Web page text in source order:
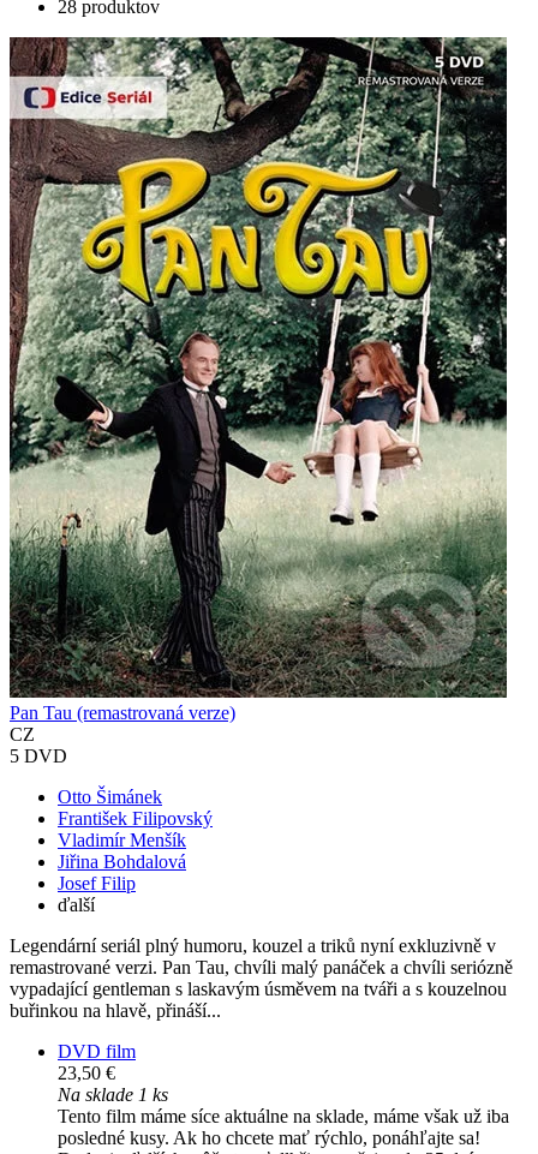
28 produktov
Pan Tau (remastrovaná verze)
CZ
5 DVD
Otto Šimánek
František Filipovský
Vladimír Menšík
Jiřina Bohdalová
Josef Filip
ďalší
Legendární seriál plný humoru, kouzel a triků nyní exkluzivně v
remastrované verzi. Pan Tau, chvíli malý panáček a chvíli seriózně
vypadající gentleman s laskavým úsměvem na tváři a s kouzelnou
buřinkou na hlavě, přináší...
DVD film
23,50 €
Na sklade 1 ks
Tento film máme síce aktuálne na sklade, máme však už iba
posledné kusy. Ak ho chcete mať rýchlo, ponáhľajte sa!